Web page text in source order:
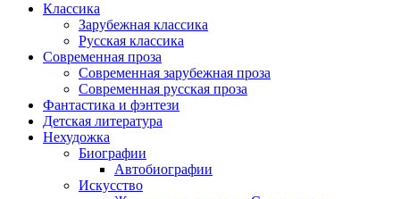
Классика
Зарубежная классика
Русская классика
Современная проза
Современная зарубежная проза
Современная русская проза
Фантастика и фэнтези
Детская литература
Нехудожка
Биографии
Автобиографии
Искусство